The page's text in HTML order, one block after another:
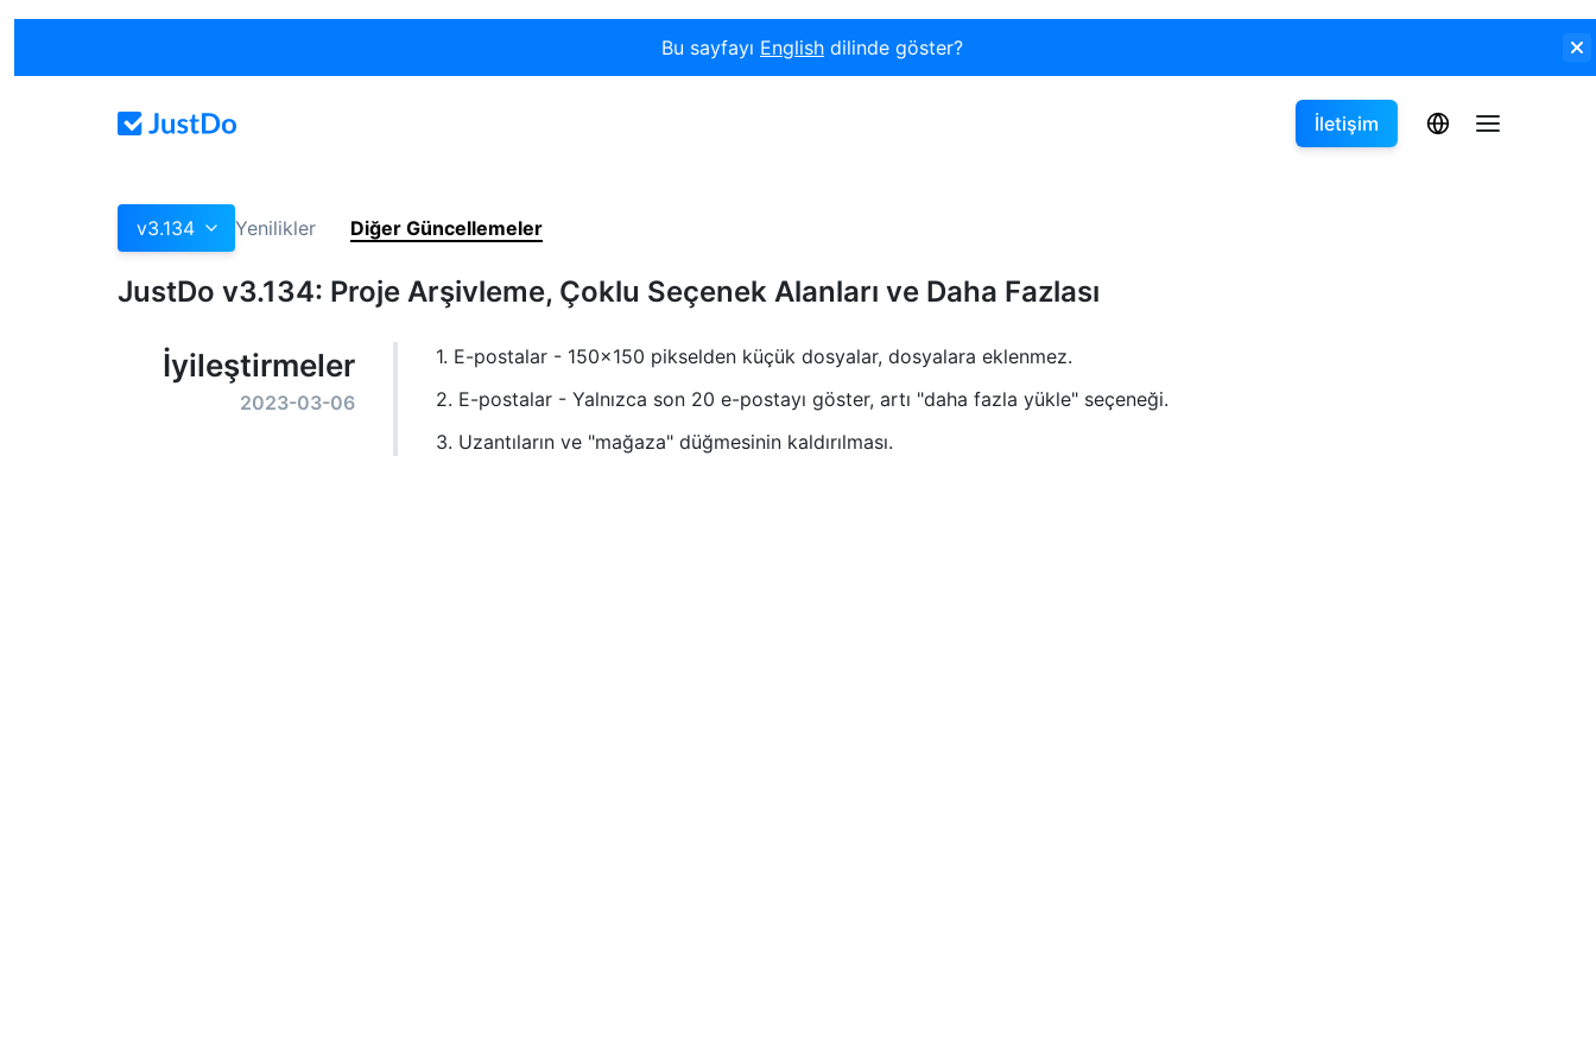
Bu sayfayı English dilinde göster?
İletişim
v3.134 Yenilikler Diğer Güncellemeler
JustDo v3.134: Proje Arşivleme, Çoklu Seçenek Alanları ve Daha Fazlası
İyileştirmeler
2023-03-06
1. E-postalar - 150x150 pikselden küçük dosyalar, dosyalara eklenmez.
2. E-postalar - Yalnızca son 20 e-postayı göster, artı "daha fazla yükle" seçeneği.
3. Uzantıların ve "mağaza" düğmesinin kaldırılması.